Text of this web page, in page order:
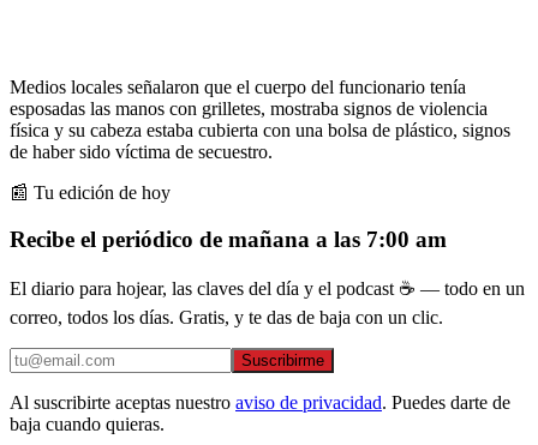
Medios locales señalaron que el cuerpo del funcionario tenía
esposadas las manos con grilletes, mostraba signos de violencia
física y su cabeza estaba cubierta con una bolsa de plástico, signos
de haber sido víctima de secuestro.
📰 Tu edición de hoy
Recibe el periódico de mañana a las 7:00 am
El diario para hojear, las claves del día y el podcast ☕ — todo en un
correo, todos los días. Gratis, y te das de baja con un clic.
Suscribirme
Al suscribirte aceptas nuestro aviso de privacidad. Puedes darte de
baja cuando quieras.